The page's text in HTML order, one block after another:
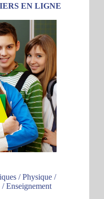
EN LIGNE
/ Physique /
Enseignement